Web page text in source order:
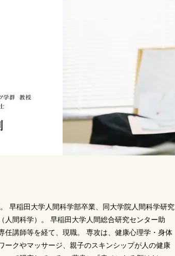
早稲田大学人間科学部卒業、同大学院人間科学研究
人間科学）。 早稲田大学人間総合研究センター助
任講師等を経て、現職。 専攻は、健康心理学・身体
ークやマッサージ、親子のスキンシップが人の健康